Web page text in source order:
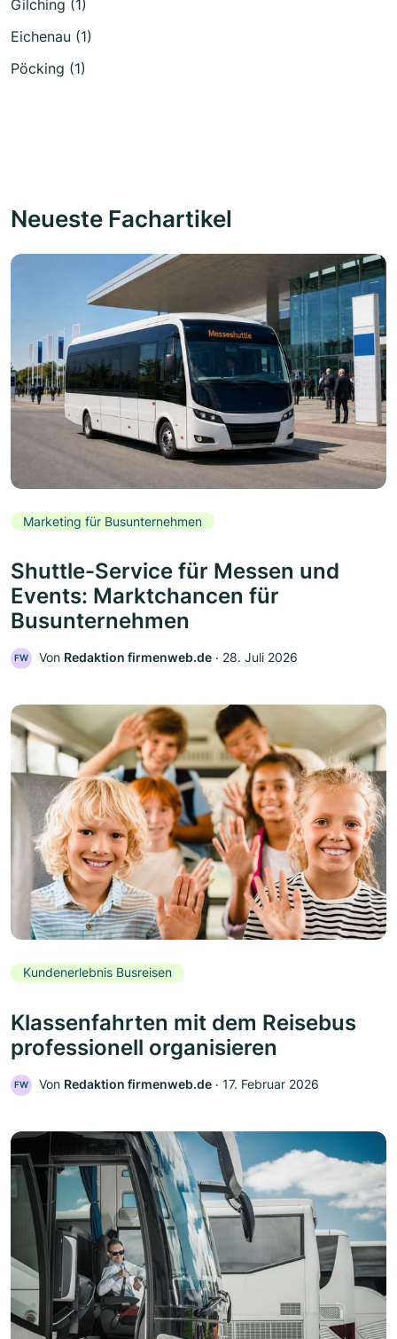
Gilching (1)
Eichenau (1)
Pöcking (1)
Neueste Fachartikel
Marketing für Busunternehmen
Shuttle-Service für Messen und
Events: Marktchancen für
Busunternehmen
FW Von Redaktion firmenweb.de ‧ 28. Juli 2026
Kundenerlebnis Busreisen
Klassenfahrten mit dem Reisebus
professionell organisieren
FW Von Redaktion firmenweb.de ‧ 17. Februar 2026